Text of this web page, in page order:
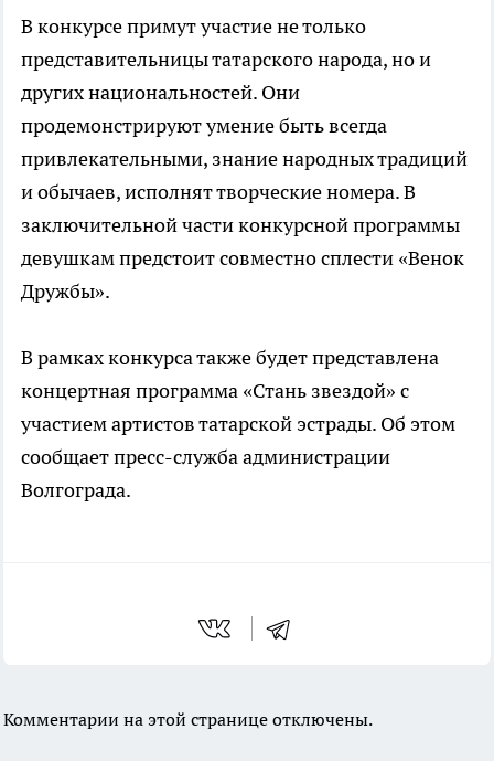
В конкурсе примут участие не только
представительницы татарского народа, но и
других национальностей. Они
продемонстрируют умение быть всегда
привлекательными, знание народных традиций
и обычаев, исполнят творческие номера. В
заключительной части конкурсной программы
девушкам предстоит совместно сплести «Венок
Дружбы».
В рамках конкурса также будет представлена
концертная программа «Стань звездой» с
участием артистов татарской эстрады. Об этом
сообщает пресс-служба администрации
Волгограда.
Комментарии на этой странице отключены.